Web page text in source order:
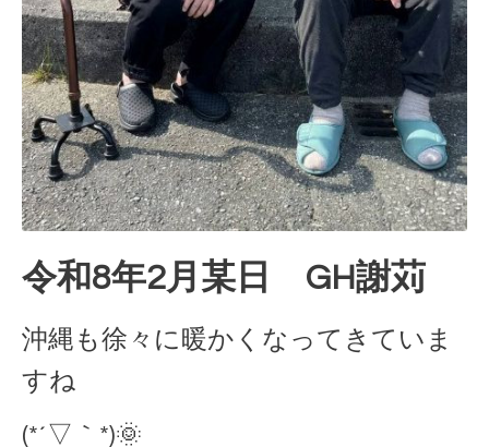
令和8年2月某日 GH謝苅
沖縄も徐々に暖かくなってきていま
すね
(*´▽｀*)🌞